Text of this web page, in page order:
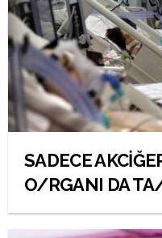
SADECE
O/RGANI DA